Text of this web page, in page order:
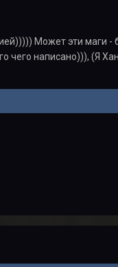
Может эти маги -
чего написано))), (Я